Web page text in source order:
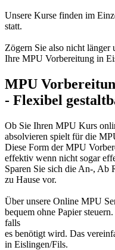
Unsere Kurse finden im
statt.
Zögern Sie also nicht
Ihre MPU Vorbereitung in
MPU
- Flexibel
Ob Sie Ihren MPU Kurs
absolvieren spielt für die
Diese Form der MPU
effektiv wenn nicht sogar
Sparen Sie sich die An-, Ab
zu Hause vor.
Über unsere Online MPU
bequem ohne Papier
falls
es benötigt wird. Das
in Eislingen/Fils.